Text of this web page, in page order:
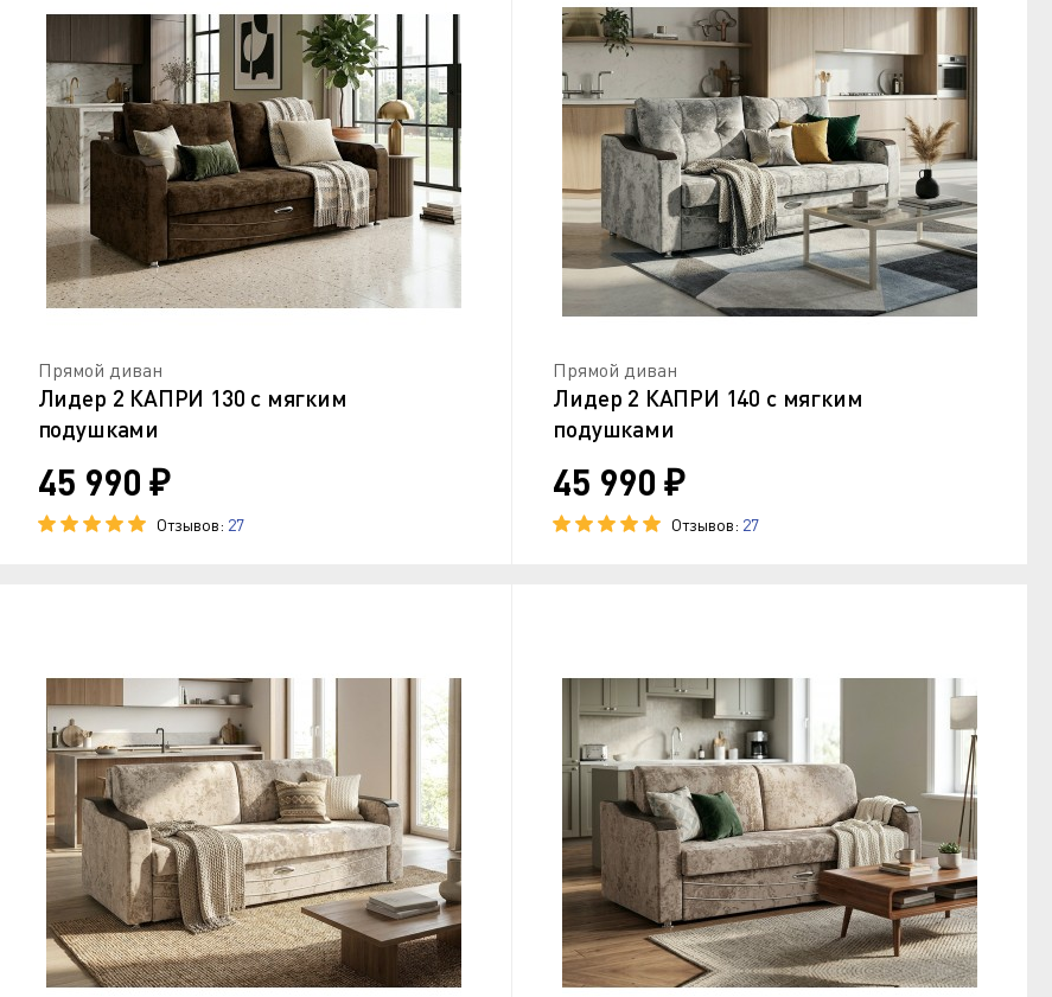
Прямой диван
Лидер 2 КАПРИ 130 с мягким
подушками
45 990 ₽
Отзывов: 27
Прямой диван
Лидер 2 КАПРИ 140 с мягким
подушками
45 990 ₽
Отзывов: 27